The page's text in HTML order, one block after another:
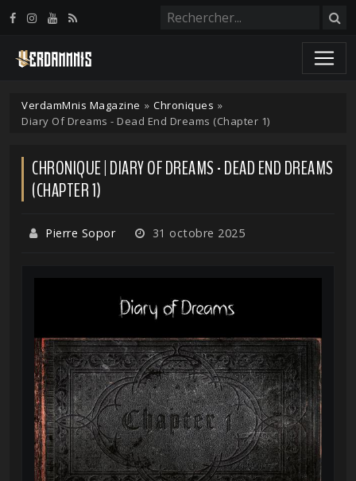
VerdamMnis Magazine » Chroniques »
Diary Of Dreams - Dead End Dreams (Chapter 1)
CHRONIQUE | DIARY OF DREAMS - DEAD END DREAMS
(CHAPTER 1)
Pierre Sopor 31 octobre 2025
Panneau de gestion des cookies